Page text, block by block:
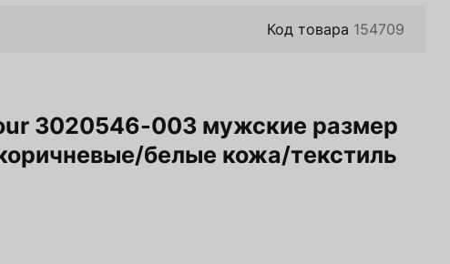
Код товара 154709
3020546-003 мужские размер
белые кожа/текстиль